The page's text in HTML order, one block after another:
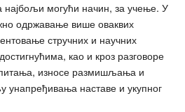
најбољи могући начин, за учење. У
одржавање више оваквих
стручних и научних
као и кроз разговоре
питања, износе размишљања и
унапређивања наставе и укупног